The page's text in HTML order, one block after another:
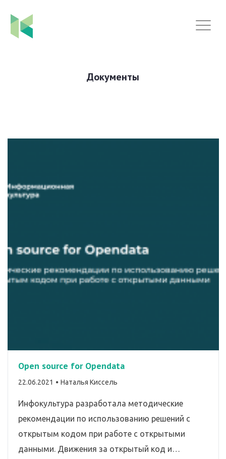
Документы
Open source for Opendata
22.06.2021 By
Наталья Киссель
Инфокультура разработала методические
рекомендации по использованию решений с
открытым кодом при работе с открытыми
данными. Движения за открытый код и…